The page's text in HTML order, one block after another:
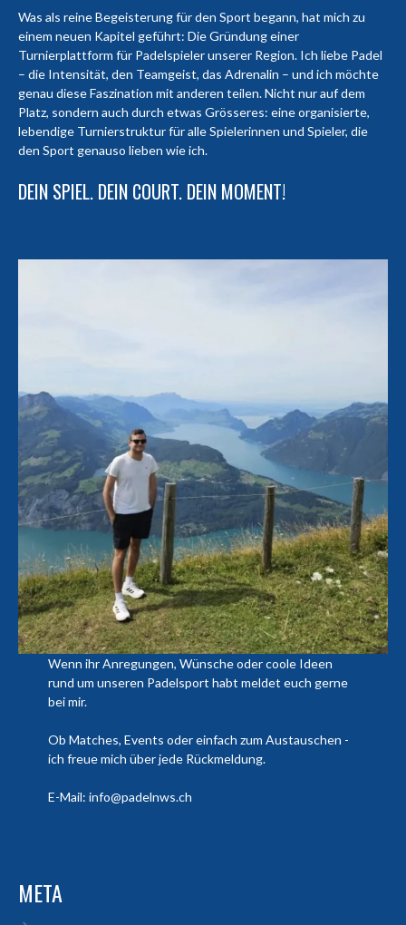
Was als reine Begeisterung für den Sport begann, hat mich zu
einem neuen Kapitel geführt: Die Gründung einer
Turnierplattform für Padelspieler unserer Region. Ich liebe Padel
– die Intensität, den Teamgeist, das Adrenalin – und ich möchte
genau diese Faszination mit anderen teilen. Nicht nur auf dem
Platz, sondern auch durch etwas Grösseres: eine organisierte,
lebendige Turnierstruktur für alle Spielerinnen und Spieler, die
den Sport genauso lieben wie ich.
DEIN SPIEL. DEIN COURT. DEIN MOMENT!
Wenn ihr Anregungen, Wünsche oder coole Ideen
rund um unseren Padelsport habt meldet euch gerne
bei mir.
Ob Matches, Events oder einfach zum Austauschen -
ich freue mich über jede Rückmeldung.
E-Mail: info@padelnws.ch
META